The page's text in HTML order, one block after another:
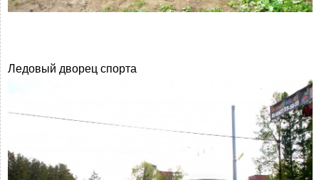
Ледовый дворец спорта